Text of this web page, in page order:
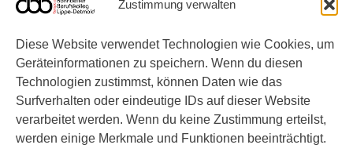
Zustimmung verwalten
Diese Website verwendet Technologien wie Cookies, um
Geräteinformationen zu speichern. Wenn du diesen
Technologien zustimmst, können Daten wie das
Surfverhalten oder eindeutige IDs auf dieser Website
verarbeitet werden. Wenn du keine Zustimmung erteilst,
werden einige Merkmale und Funktionen beeinträchtigt.
Bonhoefferstraße 7
Links